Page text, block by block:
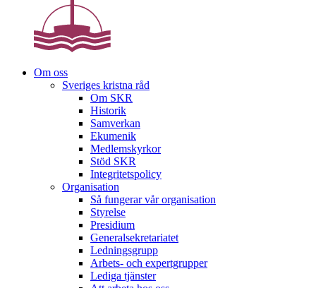
Om oss
Sveriges kristna råd
Om SKR
Historik
Samverkan
Ekumenik
Medlemskyrkor
Stöd SKR
Integritetspolicy
Organisation
Så fungerar vår organisation
Styrelse
Presidium
Generalsekretariatet
Ledningsgrupp
Arbets- och expertgrupper
Lediga tjänster